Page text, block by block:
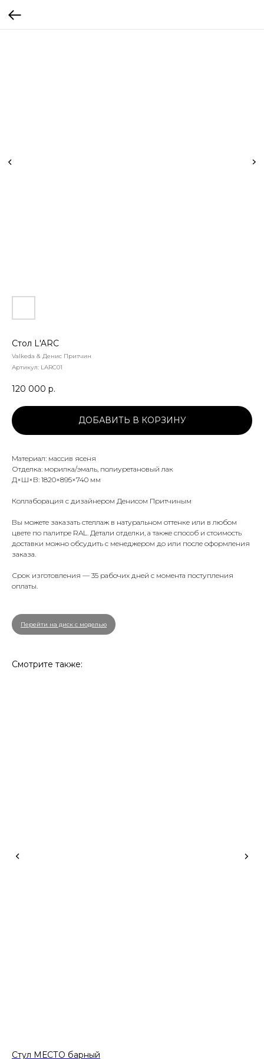
Стол L'ARC
Valkeda & Денис Притчин
Артикул: LARC01
120 000 р.
ДОБАВИТЬ В КОРЗИНУ
Материал: массив ясеня
Отделка: морилка/эмаль, полиуретановый лак
Д×Ш×В: 1820×895×740 мм
Коллаборация с дизайнером Денисом Притчиным
Вы можете заказать стеллаж в натуральном оттенке или в любом
цвете по палитре RAL. Детали отделки, а также способ и стоимость
доставки можно обсудить с менеджером до или после оформления
заказа.
Срок изготовления — 35 рабочих дней с момента поступления
оплаты.
Перейти на диск с моделью
Смотрите также:
Стул МЕСТО барный